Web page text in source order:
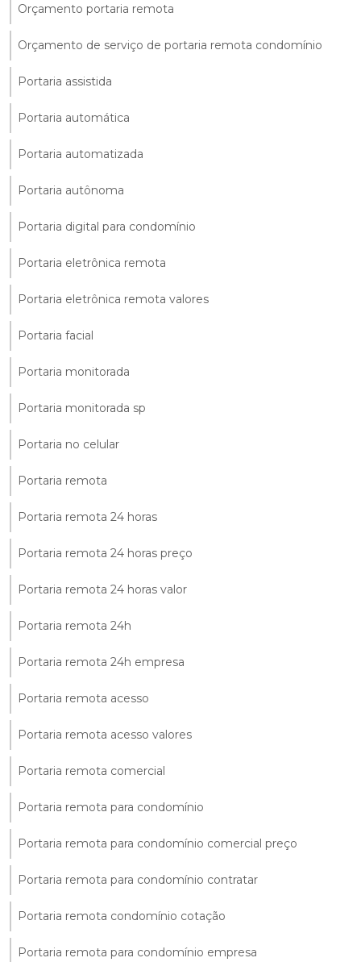
Orçamento portaria remota
Orçamento de serviço de portaria remota condomínio
Portaria assistida
Portaria automática
Portaria automatizada
Portaria autônoma
Portaria digital para condomínio
Portaria eletrônica remota
Portaria eletrônica remota valores
Portaria facial
Portaria monitorada
Portaria monitorada sp
Portaria no celular
Portaria remota
Portaria remota 24 horas
Portaria remota 24 horas preço
Portaria remota 24 horas valor
Portaria remota 24h
Portaria remota 24h empresa
Portaria remota acesso
Portaria remota acesso valores
Portaria remota comercial
Portaria remota para condomínio
Portaria remota para condomínio comercial preço
Portaria remota para condomínio contratar
Portaria remota condomínio cotação
Portaria remota para condomínio empresa